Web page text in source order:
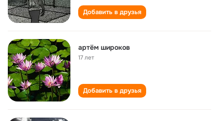
Добавить в друзья
артём широков
17 лет
Добавить в друзья